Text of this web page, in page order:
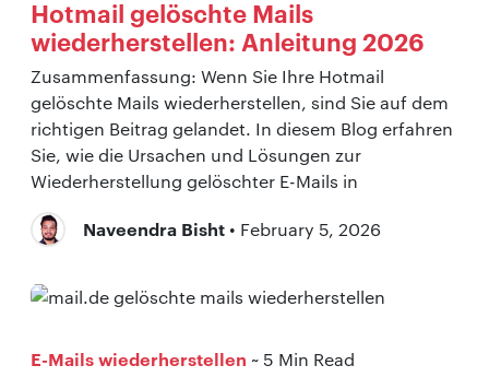
Hotmail gelöschte Mails
wiederherstellen: Anleitung 2026
Zusammenfassung: Wenn Sie Ihre Hotmail
gelöschte Mails wiederherstellen, sind Sie auf dem
richtigen Beitrag gelandet. In diesem Blog erfahren
Sie, wie die Ursachen und Lösungen zur
Wiederherstellung gelöschter E-Mails in
Naveendra Bisht • February 5, 2026
E-Mails wiederherstellen ~ 5 Min Read